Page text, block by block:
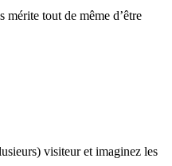
mérite tout de même d’être
visiteur et imaginez les